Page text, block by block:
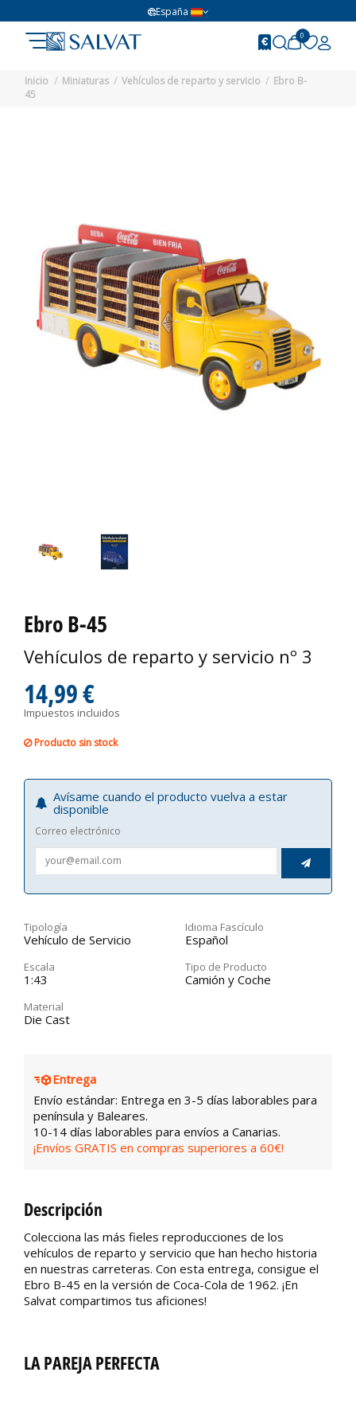
España
0
Inicio Miniaturas Vehículos de reparto y servicio
Ebro B-
45
Ebro B-45
Vehículos de reparto y servicio nº 3
14,99 €
Impuestos incluidos
Producto sin stock
Avísame cuando el producto vuelva a estar
disponible
Correo electrónico

Tipología
Vehículo de Servicio
Idioma Fascículo
Español
Escala
1:43
Tipo de Producto
Camión y Coche
Material
Die Cast
Entrega
Envío estándar: Entrega en 3-5 días laborables para
península y Baleares.
10-14 días laborables para envíos a Canarias.
¡Envíos GRATIS en compras superiores a 60€!
Descripción
Colecciona las más fieles reproducciones de los
vehículos de reparto y servicio que han hecho historia
en nuestras carreteras. Con esta entrega, consigue el
Ebro B-45 en la versión de Coca-Cola de 1962. ¡En
Salvat compartimos tus aficiones!
LA PAREJA PERFECTA